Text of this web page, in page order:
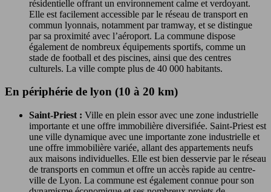
résidentielle offrant un environnement calme et verdoyant.
Elle est facilement accessible par le réseau de transport en
commun lyonnais, notamment par tramway, et se distingue
par sa proximité avec l’aéroport. La commune dispose
également de nombreux équipements sportifs, comme un
stade de football et des piscines, ainsi que des centres
culturels. La ville compte plus de 40 000 habitants.
En périphérie de lyon (10 à 20 km)
Saint-Priest : Ville en plein essor avec une zone industrielle
importante et une offre immobilière diversifiée. Saint-Priest est
une ville dynamique avec une importante zone industrielle et
une offre immobilière variée, allant des appartements neufs
aux maisons individuelles. Elle est bien desservie par le réseau
de transports en commun et offre un accès rapide au centre-
ville de Lyon. La commune est également connue pour son